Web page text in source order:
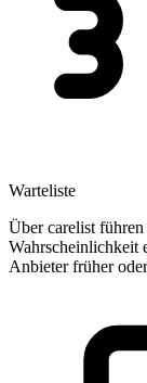
Warteliste
Über carelist
Wahrscheinlichkeit
Anbieter früher